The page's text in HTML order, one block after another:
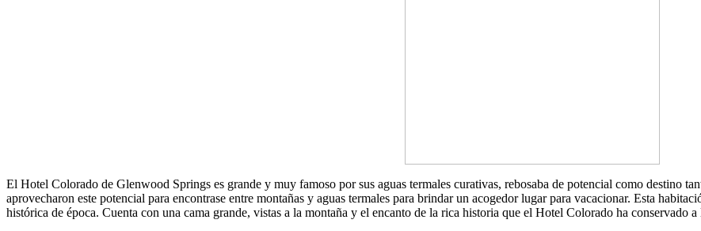
El Hotel Colorado de Glenwood Springs es grande y muy famoso por sus aguas termales curativas, rebosaba de potencial como destino
aprovecharon este potencial para encontrase entre montañas y aguas termales para brindar un acogedor lugar para vacacionar. Esta
histórica de época. Cuenta con una cama grande, vistas a la montaña y el encanto de la rica historia que el Hotel Colorado ha conservado